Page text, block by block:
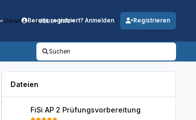
DownloadsJobs Info
Bereits registriert? Anmelden Registrieren
Suchen
Dateien
FiSi AP 2 Prüfungsvorbereitung